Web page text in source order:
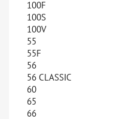
100F
100S
100V
55
55F
56
56 CLASSIC
60
65
66